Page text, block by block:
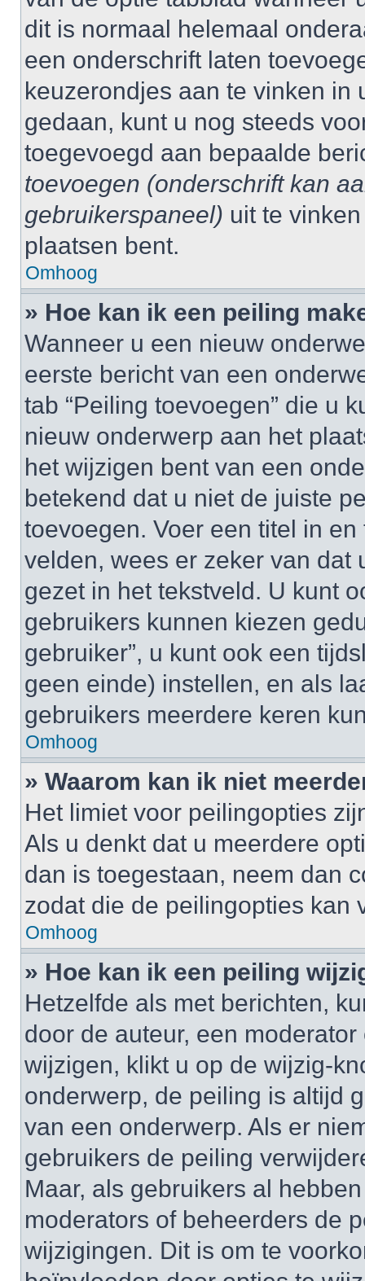
dit is normaal helemaal
een onderschrift laten
keuzerondjes aan te vinken in
gedaan, kunt u nog steeds
toegevoegd aan bepaalde
toevoegen (onderschrift kan
gebruikerspaneel) uit te
plaatsen bent.
Omhoog
» Hoe kan ik een peiling
Wanneer u een nieuw
eerste bericht van een
tab “Peiling toevoegen” die u
nieuw onderwerp aan het
het wijzigen bent van een
betekend dat u niet de juiste
toevoegen. Voer een titel in
velden, wees er zeker van dat
gezet in het tekstveld. U kunt
gebruikers kunnen kiezen
gebruiker”, u kunt ook een
geen einde) instellen, en als
gebruikers meerdere keren
Omhoog
» Waarom kan ik niet
Het limiet voor peilingopties
Als u denkt dat u meerdere
dan is toegestaan, neem dan
zodat die de peilingopties kan
Omhoog
» Hoe kan ik een peiling
Hetzelfde als met berichten,
door de auteur, een
wijzigen, klikt u op de wijzig-
onderwerp, de peiling is altijd
van een onderwerp. Als er
gebruikers de peiling
Maar, als gebruikers al
moderators of beheerders de
wijzigingen. Dit is om te